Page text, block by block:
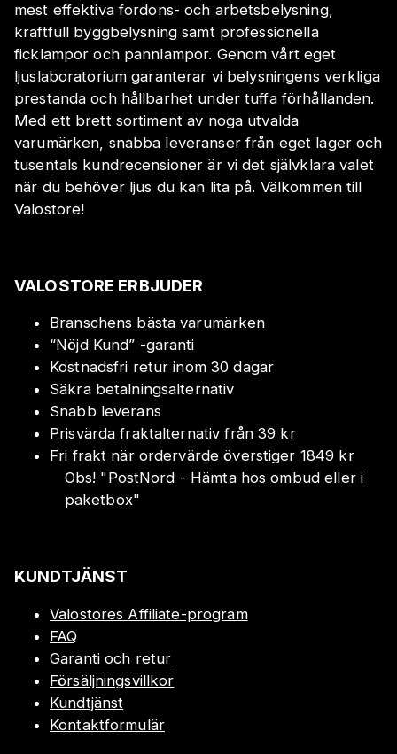
mest effektiva fordons- och arbetsbelysning,
kraftfull byggbelysning samt professionella
ficklampor och pannlampor. Genom vårt eget
ljuslaboratorium garanterar vi belysningens verkliga
prestanda och hållbarhet under tuffa förhållanden.
Med ett brett sortiment av noga utvalda
varumärken, snabba leveranser från eget lager och
tusentals kundrecensioner är vi det självklara valet
när du behöver ljus du kan lita på. Välkommen till
Valostore!
VALOSTORE ERBJUDER
Branschens bästa varumärken
“Nöjd Kund” -garanti
Kostnadsfri retur inom 30 dagar
Säkra betalningsalternativ
Snabb leverans
Prisvärda fraktalternativ från 39 kr
Fri frakt när ordervärde överstiger 1849 kr
Obs! "PostNord - Hämta hos ombud eller i
paketbox"
KUNDTJÄNST
Valostores Affiliate-program
FAQ
Garanti och retur
Försäljningsvillkor
Kundtjänst
Kontaktformulär